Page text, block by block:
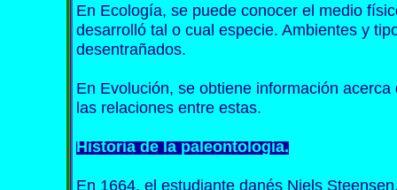
En Ecología, se puede conocer el medio
desarrolló tal o cual especie. Ambientes y
desentrañados.
En Evolución, se obtiene información
las relaciones entre estas.
Historia de la paleontología.
En 1664, el estudiante danés Niels